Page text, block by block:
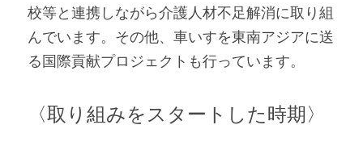
校等と連携しながら介護人材不足解消に取り組
んでいます。その他、車いすを東南アジアに送
る国際貢献プロジェクトも行っています。
〈取り組みをスタートした時期〉